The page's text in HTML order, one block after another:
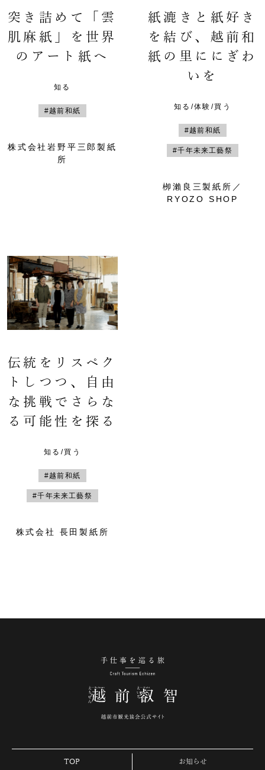
突き詰めて「雲
肌麻紙」を世界
のアート紙へ
知る
#越前和紙
株式会社岩野平三郎製紙
所
紙漉きと紙好き
を結び、越前和
紙の里ににぎわ
いを
知る/体験/買う
#越前和紙
#千年未来工藝祭
栁瀨良三製紙所／
RYOZO SHOP
伝統をリスペク
トしつつ、自由
な挑戦でさらな
る可能性を探る
知る/買う
#越前和紙
#千年未来工藝祭
株式会社 長田製紙所
TOP お知らせ